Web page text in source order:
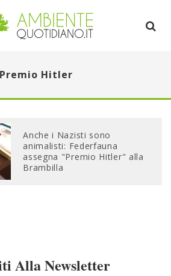
Premio Hitler
Anche i Nazisti sono
animalisti: Federfauna
assegna "Premio Hitler" alla
Brambilla
Alla Newsletter